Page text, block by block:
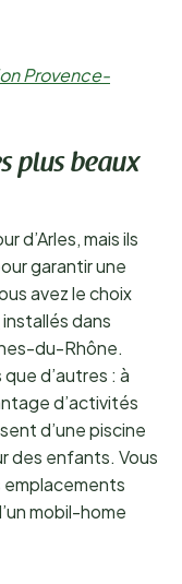
Provence-
plus beaux
d’Arles, mais ils
garantir une
avez le choix
installés dans
du-Rhône.
d’autres : à
d’activités
d’une piscine
des enfants. Vous
mobil-home